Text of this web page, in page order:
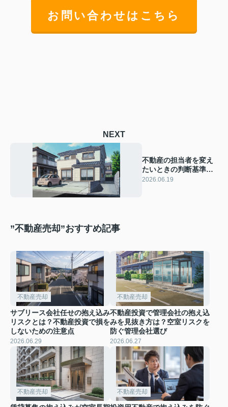
お問い合わせはこちら
NEXT
不動産の担当者を変え
たいときの判断基準
は？抱え込みの不安を
2026.06.19
”不動産売却”おすすめ記事
不動産売却
サブリース会社任せの抱え込み
リスクとは？不動産投資で損を
しないための注意点
2026.06.29
不動産売却
不動産投資で管理会社の抱え込
みを見抜き方は？空室リスクを
防ぐ管理会社選び
2026.06.27
不動産売却 不動産売却